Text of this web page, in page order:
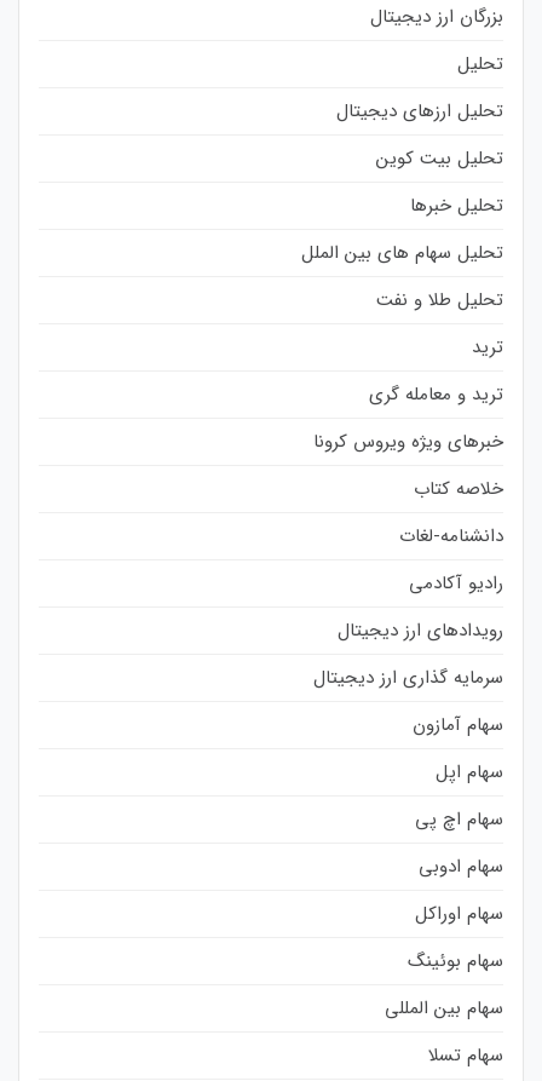
بزرگان ارز دیجیتال
تحلیل
تحلیل ارزهای دیجیتال
تحلیل بیت کوین
تحلیل خبرها
تحلیل سهام های بین الملل
تحلیل طلا و نفت
ترید
ترید و معامله گری
خبرهای ویژه ویروس کرونا
خلاصه کتاب
دانشنامه-لغات
رادیو آکادمی
رویدادهای ارز دیجیتال
سرمایه گذاری ارز دیجیتال
سهام آمازون
سهام اپل
سهام اچ پی
سهام ادوبی
سهام اوراکل
سهام بوئینگ
سهام بین المللی
سهام تسلا